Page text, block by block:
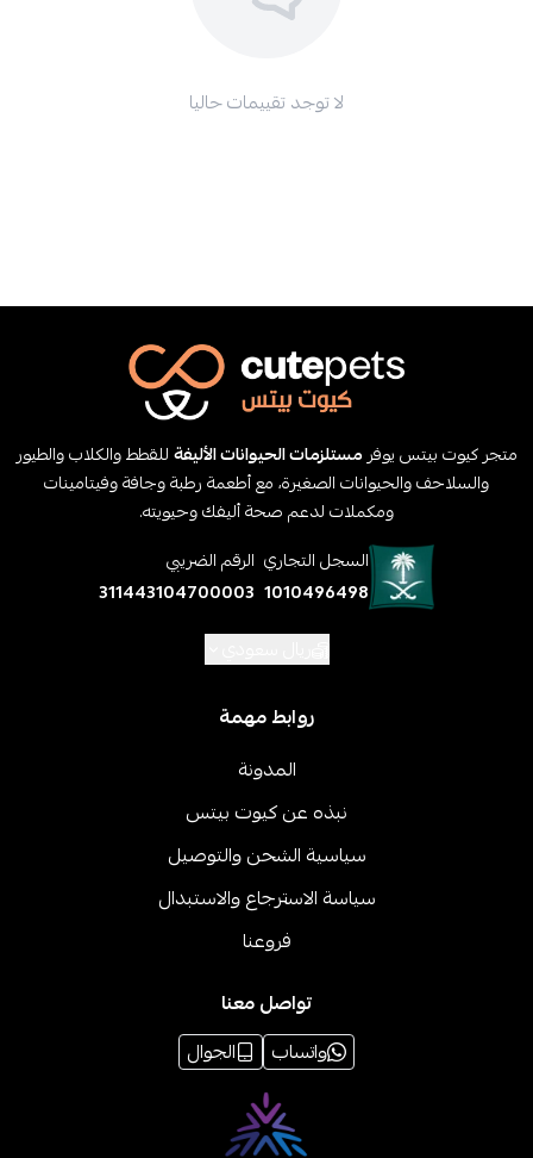
لا توجد تقييمات حاليا
متجر كيوت بيتس يوفر مستلزمات الحيوانات الأليفةللقطط والكلاب والطيور
والسلاحف والحيوانات الصغيرة، مع أطعمة رطبة وجافة وفيتامينات
ومكملات لدعم صحة أليفك وحيويته.
السجل التجاري
1010496498
الرقم الضريبي
311443104700003
روابط مهمة
المدونة
نبذه عن كيوت بيتس
سياسية الشحن والتوصيل
سياسة الاسترجاع والاستبدال
فروعنا
تواصل معنا
واتساب
الجوال